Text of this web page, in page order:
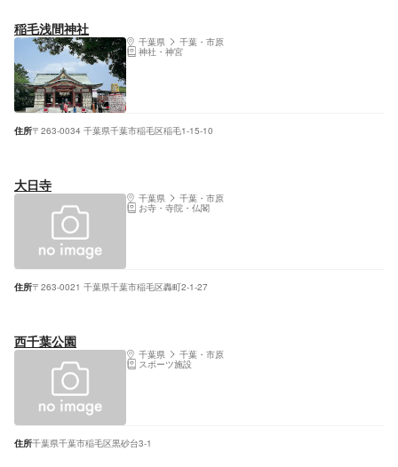
稲毛浅間神社
千葉県 千葉・市原
神社・神宮
住所〒263-0034 千葉県千葉市稲毛区稲毛1-15-10
大日寺
千葉県 千葉・市原
お寺・寺院・仏閣
住所〒263-0021 千葉県千葉市稲毛区轟町2-1-27
西千葉公園
千葉県 千葉・市原
スポーツ施設
住所千葉県千葉市稲毛区黒砂台3-1